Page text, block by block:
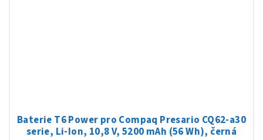
Baterie T6 Power pro Compaq Presario CQ62-a30
serie, Li-Ion, 10,8 V, 5200 mAh (56 Wh), černá